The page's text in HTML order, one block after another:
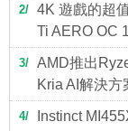
2
4K 遊戲的超
Ti AERO OC
3
AMD推出
Kria AI解決
4
Instinct